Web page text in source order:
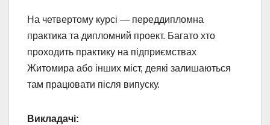
На четвертому курсі — переддипломна
практика та дипломний проект. Багато хто
проходить практику на підприємствах
Житомира або інших міст, деякі залишаються
там працювати після випуску.
Викладачі: